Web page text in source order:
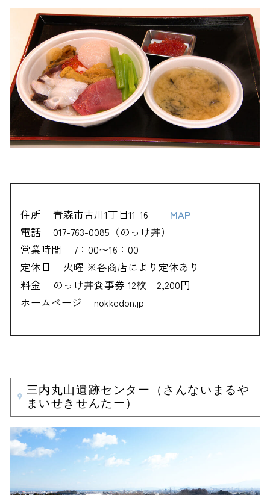
住所 青森市古川1丁目11-16
MAP
電話
017-763-0085（のっけ丼）
営業時間
7：00〜16：00
定休日
火曜 ※各商店により定休あり
料金
のっけ丼食事券 12枚 2,200円
ホームページ
nokkedon.jp
三内丸山遺跡センター（さんないまるや
まいせきせんたー）